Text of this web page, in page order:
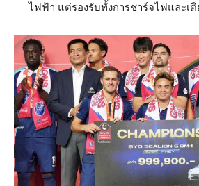
ไฟฟ้า แต่รองรับทั้งการชาร์จไฟและเ